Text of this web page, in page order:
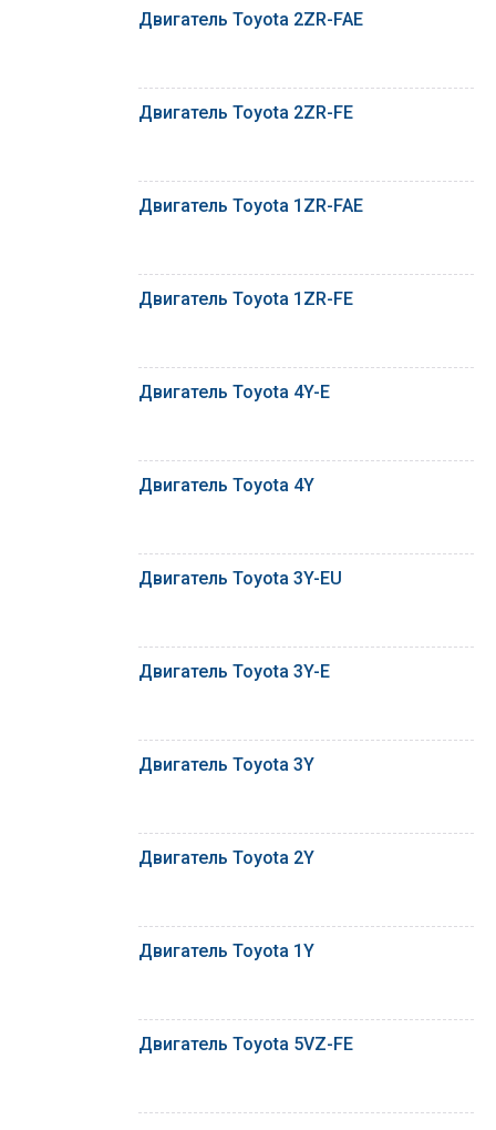
Двигатель Toyota 2ZR-FAE
Двигатель Toyota 2ZR-FE
Двигатель Toyota 1ZR-FAE
Двигатель Toyota 1ZR-FE
Двигатель Toyota 4Y-E
Двигатель Toyota 4Y
Двигатель Toyota 3Y-EU
Двигатель Toyota 3Y-E
Двигатель Toyota 3Y
Двигатель Toyota 2Y
Двигатель Toyota 1Y
Двигатель Toyota 5VZ-FE